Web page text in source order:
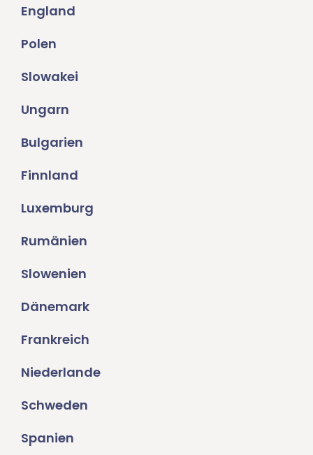
England
Polen
Slowakei
Ungarn
Bulgarien
Finnland
Luxemburg
Rumänien
Slowenien
Dänemark
Frankreich
Niederlande
Schweden
Spanien